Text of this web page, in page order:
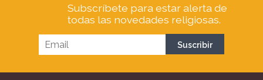
Subscríbete para estar alerta de
todas las novedades religiosas.